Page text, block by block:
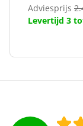
Adviesprijs
Levertijd 3